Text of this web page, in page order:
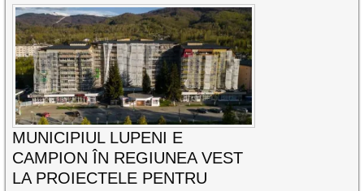
MUNICIPIUL LUPENI E
CAMPION ÎN REGIUNEA VEST
LA PROIECTELE PENTRU